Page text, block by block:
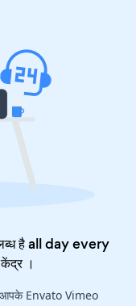
है all day every
।
आपके Envato Vimeo